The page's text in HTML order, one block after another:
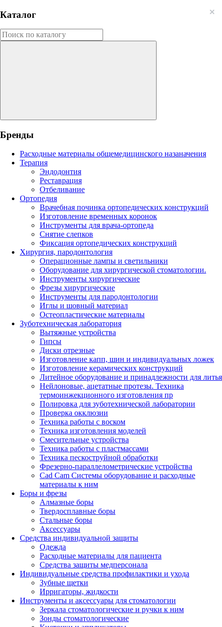
Каталог
Бренды
Расходные материалы общемедицинского назаначения
Терапия
Эндодонтия
Реставрация
Отбеливание
Ортопедия
Врачебная починка ортопедических конструкций
Изготовление временных коронок
Инструменты для врача-ортопеда
Снятие слепков
Фиксация ортопедических конструкций
Хирургия, пародонтология
Операционные лампы и светильники
Оборудование для хирургической стоматологии.
Инструменты хирургические
Фрезы хирургические
Инструменты для пародонтологии
Иглы и шовный материал
Остеопластические материалы
Зуботехническая лаборатория
Вытяжные устройства
Гипсы
Диски отрезные
Изготовление капп, шин и индивидуальных ложек
Изготовление керамических конструкций
Литейное оборудование и принадлежности для литья
Нейлоновые, ацетатные протезы. Техника
термоинжекционного изготовления пр
Полировка для зуботехнической лаборатории
Проверка окклюзии
Техника работы с воском
Техника изготовления моделей
Смесительные устройства
Техника работы с пластмассами
Техника пескоструйной обработки
Фрезерно-параллелометрические устройства
Cad Cam Системы оборудование и расходные
материалы к ним
Боры и фрезы
Алмазные боры
Твердосплавные боры
Стальные боры
Аксессуары
Средства индивидуальной защиты
Одежда
Расходные материалы для пациента
Средства защиты медперсонала
Индивидуальные средства профилактики и ухода
Зубные щетки
Ирригаторы, жидкости
Инструменты и аксессуары для стоматологии
Зеркала стоматологические и ручки к ним
Зонды стоматологические